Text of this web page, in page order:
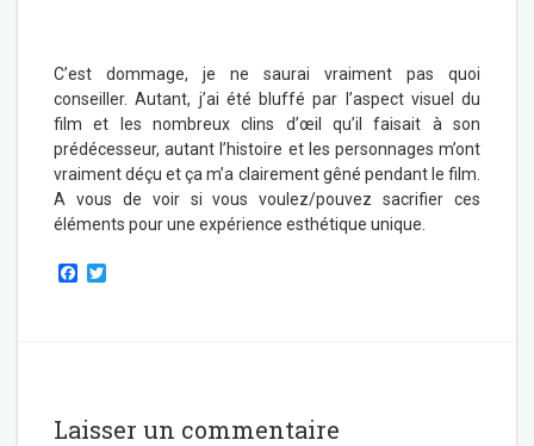
C’est dommage, je ne saurai vraiment pas quoi
conseiller. Autant, j’ai été bluffé par l’aspect visuel du
film et les nombreux clins d’œil qu’il faisait à son
prédécesseur, autant l’histoire et les personnages m’ont
vraiment déçu et ça m’a clairement gêné pendant le film.
A vous de voir si vous voulez/pouvez sacrifier ces
éléments pour une expérience esthétique unique.
F
Laisser un commentaire